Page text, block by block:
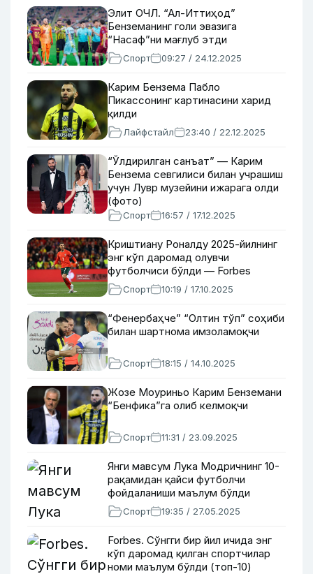
Элит ОЧЛ. “Ал-Иттиҳод”
Бенземанинг голи эвазига
“Насаф”ни мағлуб этди
Спорт 09:27 / 24.12.2025
Карим Бензема Пабло
Пикассонинг картинасини харид
қилди
Лайфстайл 23:40 / 22.12.2025
“Ўлдирилган санъат” — Карим
Бензема севгилиси билан учрашиш
учун Лувр музейини ижарага олди
(фото)
Спорт 16:57 / 17.12.2025
Криштиану Роналду 2025-йилнинг
энг кўп даромад олувчи
футболчиси бўлди — Forbes
Спорт 10:19 / 17.10.2025
“Фенербаҳче” “Олтин тўп” соҳиби
билан шартнома имзоламоқчи
Спорт 18:15 / 14.10.2025
Жозе Моуриньо Карим Бенземани
“Бенфика”га олиб келмоқчи
Спорт 11:31 / 23.09.2025
Янги мавсум Лука Модричнинг 10-
рақамидан қайси футболчи
фойдаланиши маълум бўлди
Спорт 19:35 / 27.05.2025
Forbes. Сўнгги бир йил ичида энг
кўп даромад қилган спортчилар
номи маълум бўлди (топ-10)